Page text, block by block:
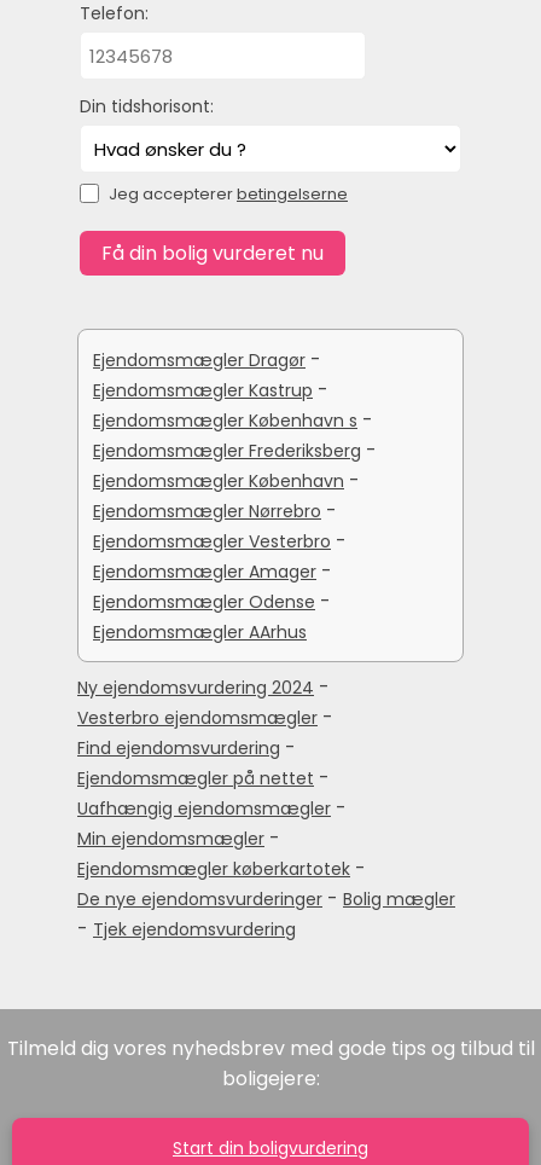
Telefon:
Din tidshorisont:
Jeg acceptererbetingelserne
Ejendomsmægler Dragør -
Ejendomsmægler Kastrup -
Ejendomsmægler København s -
Ejendomsmægler Frederiksberg -
Ejendomsmægler København -
Ejendomsmægler Nørrebro -
Ejendomsmægler Vesterbro -
Ejendomsmægler Amager -
Ejendomsmægler Odense -
Ejendomsmægler AArhus
Ny ejendomsvurdering 2024 -
Vesterbro ejendomsmægler -
Find ejendomsvurdering -
Ejendomsmægler på nettet -
Uafhængig ejendomsmægler -
Min ejendomsmægler -
Ejendomsmægler køberkartotek -
De nye ejendomsvurderinger - Bolig mægler
- Tjek ejendomsvurdering
Tilmeld dig vores nyhedsbrev med gode tips og tilbud til
boligejere:
Start din boligvurdering